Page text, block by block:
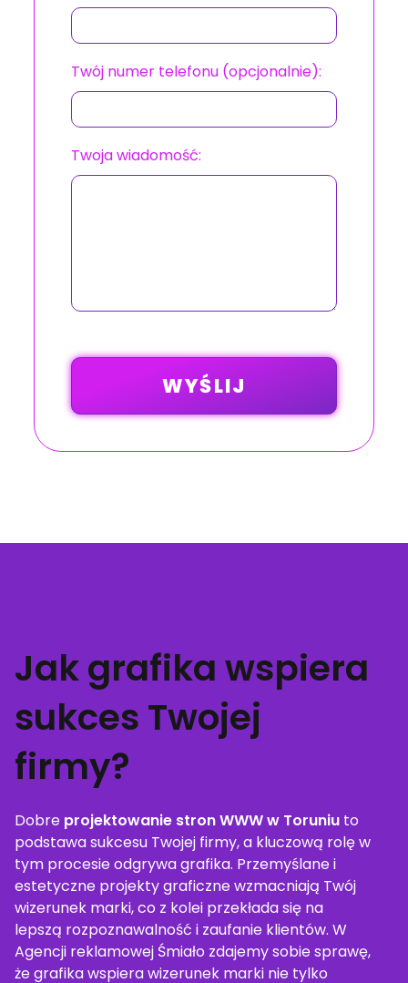
Twój numer telefonu (opcjonalnie):
Twoja wiadomość:
Jak grafika wspiera
sukces Twojej
firmy?
Dobre projektowanie stron WWW w Toruniu to
podstawa sukcesu Twojej firmy, a kluczową rolę w
tym procesie odgrywa grafika. Przemyślane i
estetyczne projekty graficzne wzmacniają Twój
wizerunek marki, co z kolei przekłada się na
lepszą rozpoznawalność i zaufanie klientów. W
Agencji reklamowej Śmiało zdajemy sobie sprawę,
że grafika wspiera wizerunek marki nie tylko